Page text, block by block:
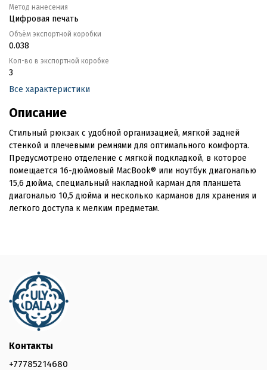
Метод нанесения
Цифровая печать
Объём экспортной коробки
0.038
Кол-во в экспортной коробке
3
Все характеристики
Описание
Стильный рюкзак с удобной организацией, мягкой задней
стенкой и плечевыми ремнями для оптимального комфорта.
Предусмотрено отделение с мягкой подкладкой, в которое
помещается 16-дюймовый MacBook® или ноутбук диагональю
15,6 дюйма, специальный накладной карман для планшета
диагональю 10,5 дюйма и несколько карманов для хранения и
легкого доступа к мелким предметам.
Контакты
+77785214680